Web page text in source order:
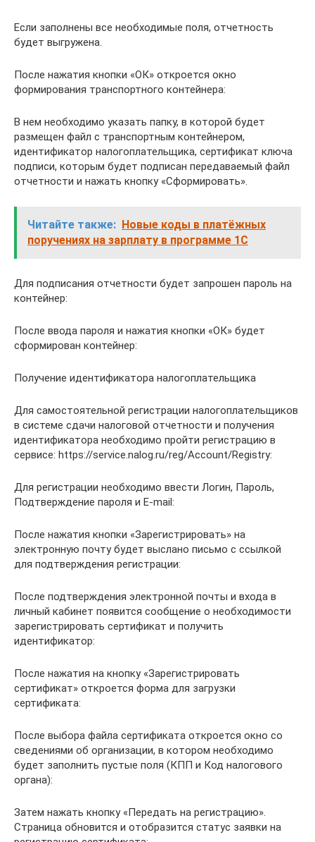
Если заполнены все необходимые поля, отчетность
будет выгружена.
После нажатия кнопки «ОК» откроется окно
формирования транспортного контейнера:
В нем необходимо указать папку, в которой будет
размещен файл с транспортным контейнером,
идентификатор налогоплательщика, сертификат ключа
подписи, которым будет подписан передаваемый файл
отчетности и нажать кнопку «Сформировать».
Читайте также: Новые коды в платёжных
поручениях на зарплату в программе 1С
Для подписания отчетности будет запрошен пароль на
контейнер:
После ввода пароля и нажатия кнопки «ОК» будет
сформирован контейнер:
Получение идентификатора налогоплательщика
Для самостоятельной регистрации налогоплательщиков
в системе сдачи налоговой отчетности и получения
идентификатора необходимо пройти регистрацию в
сервисе: https://service.nalog.ru/reg/Account/Registry:
Для регистрации необходимо ввести Логин, Пароль,
Подтверждение пароля и E-mail:
После нажатия кнопки «Зарегистрировать» на
электронную почту будет выслано письмо с ссылкой
для подтверждения регистрации:
После подтверждения электронной почты и входа в
личный кабинет появится сообщение о необходимости
зарегистрировать сертификат и получить
идентификатор:
После нажатия на кнопку «Зарегистрировать
сертификат» откроется форма для загрузки
сертификата:
После выбора файла сертификата откроется окно со
сведениями об организации, в котором необходимо
будет заполнить пустые поля (КПП и Код налогового
органа):
Затем нажать кнопку «Передать на регистрацию».
Страница обновится и отобразится статус заявки на